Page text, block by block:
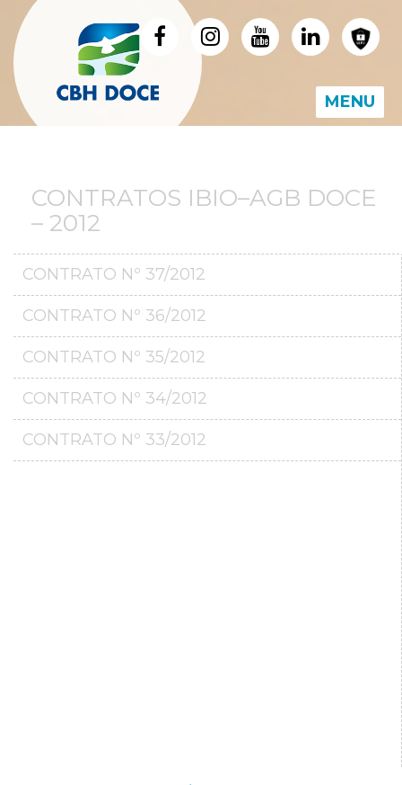
MENU
CONTRATOS IBIO–AGB DOCE
– 2012
CONTRATO Nº 37/2012
CONTRATO Nº 36/2012
CONTRATO Nº 35/2012
CONTRATO Nº 34/2012
CONTRATO Nº 33/2012